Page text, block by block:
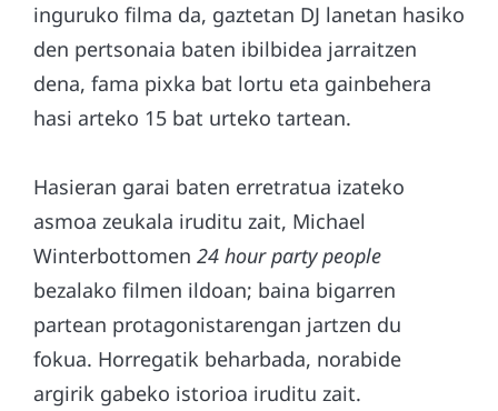
inguruko filma da, gaztetan DJ lanetan hasiko
den pertsonaia baten ibilbidea jarraitzen
dena, fama pixka bat lortu eta gainbehera
hasi arteko 15 bat urteko tartean.
Hasieran garai baten erretratua izateko
asmoa zeukala iruditu zait, Michael
Winterbottomen 24 hour party people
bezalako filmen ildoan; baina bigarren
partean protagonistarengan jartzen du
fokua. Horregatik beharbada, norabide
argirik gabeko istorioa iruditu zait.